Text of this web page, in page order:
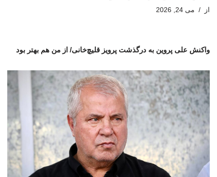
از می 24, 2026
واکنش علی پروین به درگذشت پرویز قلیچ‌خانی/ از من هم بهتر بود